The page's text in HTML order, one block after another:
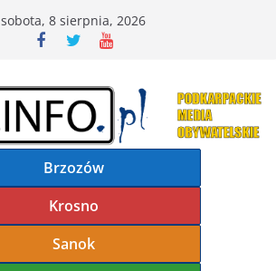
sobota, 8 sierpnia, 2026
Brzozów
Krosno
Sanok